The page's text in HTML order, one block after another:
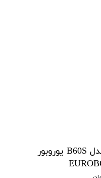
پخ زن پرتابل لوله و ورق مدل B60S یوروبور